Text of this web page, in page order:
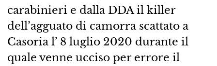
carabinieri e dalla DDA il killer
dell’agguato di camorra scattato a
Casoria l’ 8 luglio 2020 durante il
quale venne ucciso per errore il